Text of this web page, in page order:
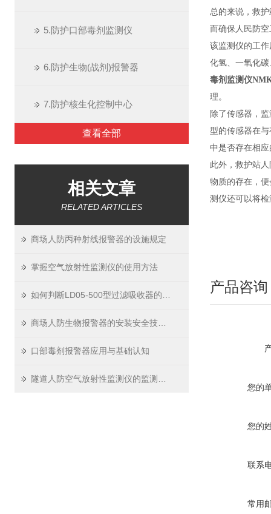
5.防护口部毒剂监测仪
6.防护生物(战剂)报警器
7.防护核生化控制中心
查看全部
相关文章
RELATED ARTICLES
商场人防丙种射线报警器的设施规定
掌握空气放射性监测仪的使用方法
口部毒剂报警器应用与基础认知
总的来说，救
而确保人民防
该监测仪的工
化氢、一氧化
毒剂监测仪
理。
除了传感器，
型的传感器在
中是否存在相
此外， 救护站
物质的存在，
测仪还可以将
产品咨询
您的
您的
联系
常用